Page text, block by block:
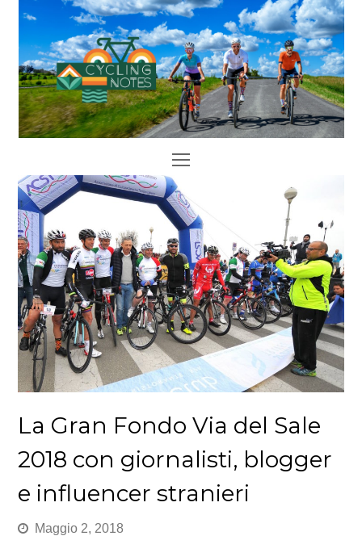
Open
Menu
La Gran Fondo Via del Sale
2018 con giornalisti, blogger
e influencer stranieri
Maggio 2, 2018